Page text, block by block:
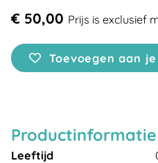
€ 50,00 Prijs is exclusief
Toevoegen aan
Productinformatie
Leeftijd